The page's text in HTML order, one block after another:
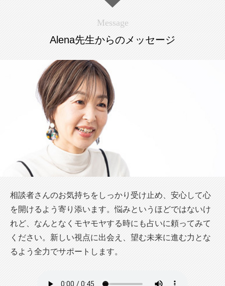
Message
Alena先生からのメッセージ
相談者さんのお気持ちをしっかり受け止め、安心して心
を開けるよう寄り添います。悩みというほどではないけ
れど、なんとなくモヤモヤする時にも占いに頼ってみて
ください。新しい視点に出会え、望む未来に進む力とな
るよう全力でサポートします。